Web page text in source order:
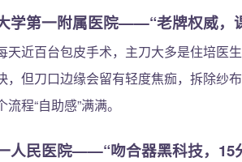
学第一附属医院——“老牌权威，
天近百台包皮手术，主刀大多是住培医
，但刀口边缘会留有轻度焦痂，拆除纱
程“自助感”满满。
人民医院——“吻合器黑科技，15